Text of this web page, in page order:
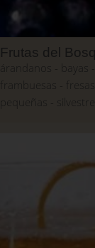
Frutas del
bayas
frambuesas
fresas
pequeñas
silvestres